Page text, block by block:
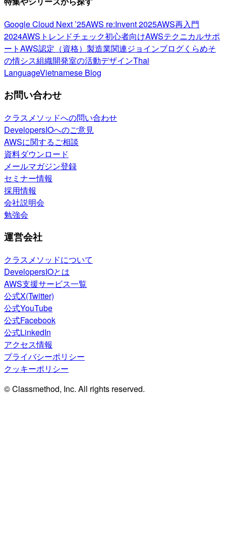
Google Cloud Next ’25AWS re:Invent 2025AWS再入門
2024AWSトレンドチェック初心者向けAWSテクニカルサポ
ートAWS認定（資格） 製造業関連ジョインブログくらめそ
の情シス組織開発室の活動デザインThai
LanguageVietnamese Blog
お問い合わせ
クラスメソッドへの問い合わせ
DevelopersIOへのご意見
AWSに関するご相談
資料ダウンロード
メールマガジン登録
セミナー情報
採用情報
会社説明会
勉強会
運営会社
クラスメソッドについて
DevelopersIOとは
AWS支援サービス一覧
公式X(Twitter)
公式YouTube
公式Facebook
公式LinkedIn
アクセス情報
プライバシーポリシー
クッキーポリシー
© Classmethod, Inc. All rights reserved.